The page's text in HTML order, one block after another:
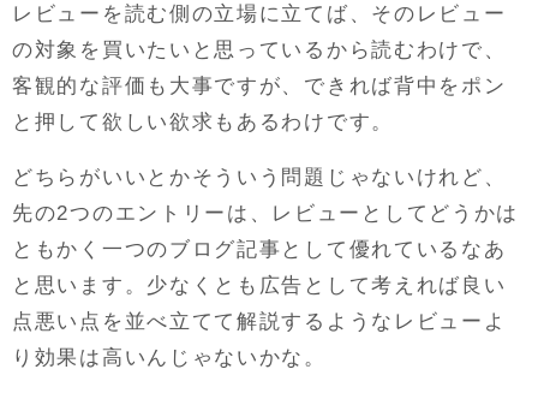
レビューを読む側の立場に立てば、そのレビュー
の対象を買いたいと思っているから読むわけで、
客観的な評価も大事ですが、できれば背中をポン
と押して欲しい欲求もあるわけです。
どちらがいいとかそういう問題じゃないけれど、
先の2つのエントリーは、レビューとしてどうかは
ともかく一つのブログ記事として優れているなあ
と思います。少なくとも広告として考えれば良い
点悪い点を並べ立てて解説するようなレビューよ
り効果は高いんじゃないかな。